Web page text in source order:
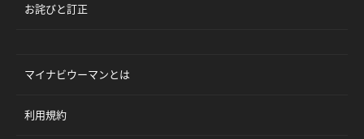
お詫びと訂正
マイナビウーマンとは
利用規約